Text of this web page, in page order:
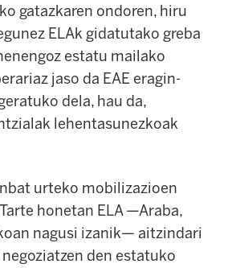
gatazkaren ondoren, hiru
ELAk gidatutako greba
estatu mailako
jaso da EAE eragin-
dela, hau da,
lehentasunezkoak
urteko mobilizazioen
honetan ELA —Araba,
nagusi izanik— aitzindari
den estatuko